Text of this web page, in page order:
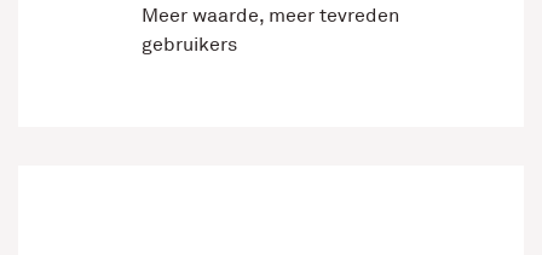
Meer waarde, meer tevreden
gebruikers